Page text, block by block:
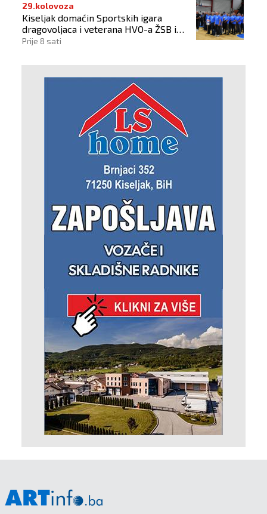
29.kolovoza
Kiseljak domaćin Sportskih igara
dragovoljaca i veterana HVO-a ŽSB i
Dana branitelja
Prije 8 sati